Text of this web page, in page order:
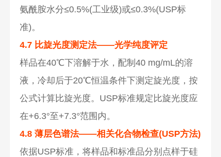
氨酰胺水分≤0.5%(工业级)或≤0.3%(USP标
准)。
4.7 比旋光度测定法——光学纯度评定
样品在40℃下溶解于水，配制40 mg/mL的溶
液，冷却后于20℃恒温条件下测定旋光度，按
公式计算比旋光度。USP标准规定比旋光度应
在+6.3°至+7.3°范围内。
4.8 薄层色谱法——相关化合物检查(USP方法)
依据USP标准，将样品和标准品分别点样于硅